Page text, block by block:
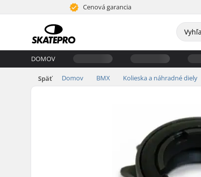
Cenová garancia
DOMOV
Späť Domov BMX Kolieska a náhradné diely